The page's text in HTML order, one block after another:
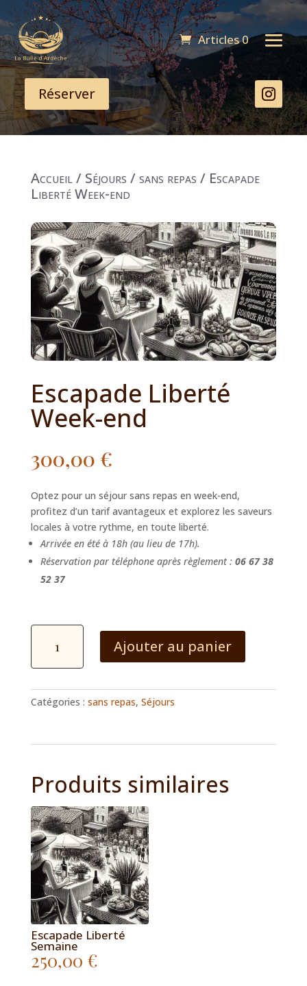
Articles 0
Réserver
Accueil/ Séjours /sans repas / Escapade
Liberté Week-end
Escapade Liberté
Week-end
300,00 €
Optez pour un séjour sans repas en week-end,
profitez d’un tarif avantageux et explorez les saveurs
locales à votre rythme, en toute liberté.
Arrivée en été à 18h (au lieu de 17h).
Réservation par téléphone après règlement : 06 67 38
52 37
quantité
Escapade
Ajouter au panier
Catégories : sans repas, Séjours
Produits similaires
Escapade Liberté
Semaine
250,00 €